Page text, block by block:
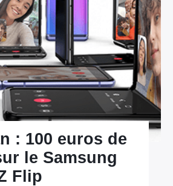
: 100 euros de
le Samsung
Flip